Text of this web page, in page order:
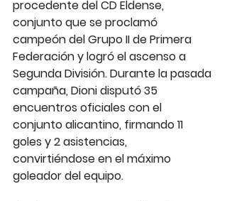
procedente del CD Eldense,
conjunto que se proclamó
campeón del Grupo II de Primera
Federación y logró el ascenso a
Segunda División. Durante la pasada
campaña, Dioni disputó 35
encuentros oficiales con el
conjunto alicantino, firmando 11
goles y 2 asistencias,
convirtiéndose en el máximo
goleador del equipo.